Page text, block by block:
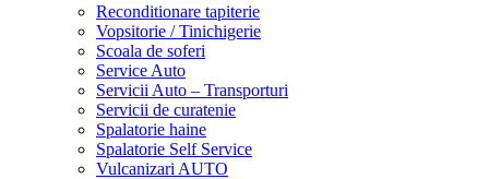
Reconditionare tapiterie
Vopsitorie / Tinichigerie
Scoala de soferi
Service Auto
Servicii Auto – Transporturi
Servicii de curatenie
Spalatorie haine
Spalatorie Self Service
Vulcanizari AUTO